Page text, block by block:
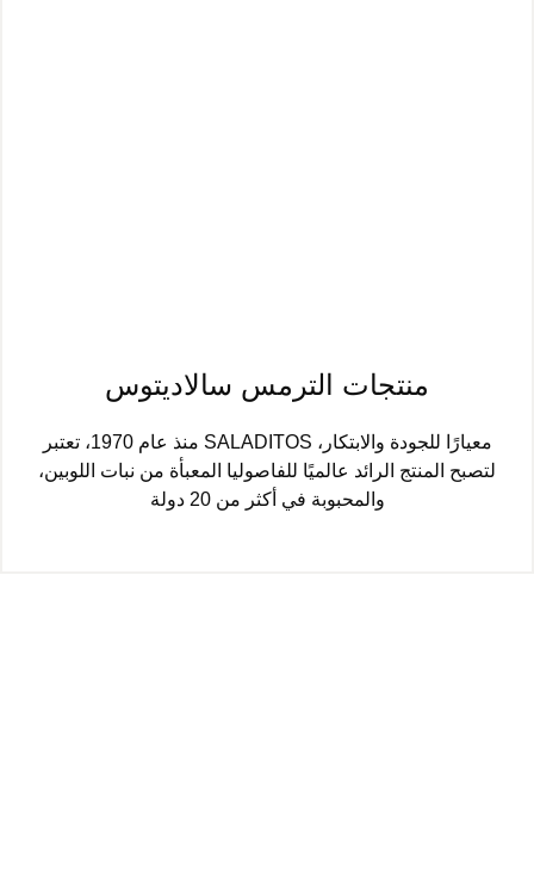
منتجات الترمس سالاديتوس
منذ عام 1970، تعتبر SALADITOS معيارًا للجودة والابتكار،
لتصبح المنتج الرائد عالميًا للفاصوليا المعبأة من نبات اللوبين،
والمحبوبة في أكثر من 20 دولة